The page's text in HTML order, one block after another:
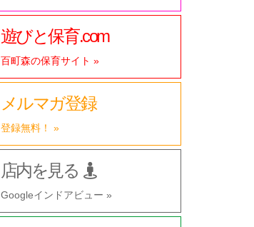
遊びと保育.com
百町森の保育サイト »
メルマガ登録
登録無料！ »
店内を見る
Googleインドアビュー »